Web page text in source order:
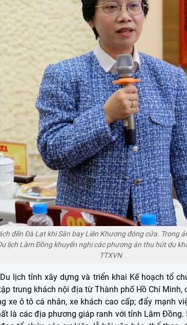
đến Đà Lạt khi Sân bay Liên Khương đóng cửa. Trong
lịch Lâm Đồng khuyến nghị các phương án thu hút du
TTXVN
lịch tỉnh xây dựng và triển khai Kế hoạch tổ
trung khách nội địa từ Thành phố Hồ Chí Minh,
xe ô tô cá nhân, xe khách cao cấp; đẩy mạnh
là các địa phương giáp ranh với tỉnh Lâm